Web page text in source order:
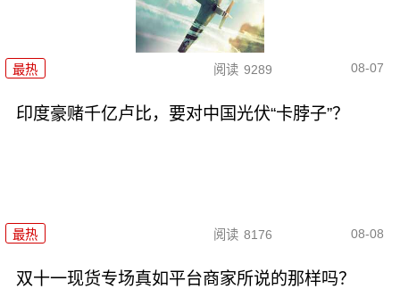
最热 阅读 9289 08-07
印度豪赌千亿卢比，要对中国光伏“卡脖子”？
最热 阅读 8176 08-08
双十一现货专场真如平台商家所说的那样吗？